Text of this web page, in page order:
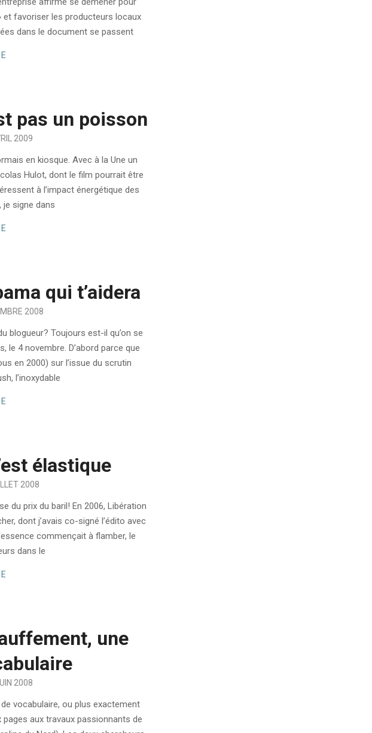
et favoriser les producteurs locaux
dans le document se passent
pas un poisson
2009
en kiosque. Avec à la Une un
Hulot, dont le film pourrait être
à l’impact énergétique des
je signe dans
qui t’aidera
2008
blogueur? Toujours est-il qu’on se
le 4 novembre. D’abord parce que
en 2000) sur l’issue du scrutin
l’inoxydable
élastique
2008
du prix du baril! En 2006, Libération
dont j’avais co-signé l’édito avec
commençait à flamber, le
dans le
une
2008
vocabulaire, ou plus exactement
pages aux travaux passionnants de